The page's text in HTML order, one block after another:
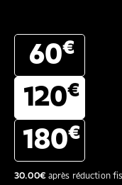
60€
120€
180€
30.00€après réduction